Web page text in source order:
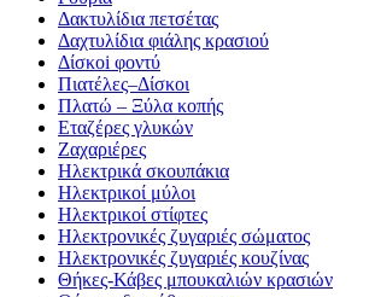
Δακτυλίδια πετσέτας
Δαχτυλίδια φιάλης κρασιού
Δίσκοi φοντύ
Πιατέλες–Δίσκοι
Πλατώ – Ξύλα κοπής
Εταζέρες γλυκών
Ζαχαριέρες
Ηλεκτρικά σκουπάκια
Ηλεκτρικοί μύλοι
Ηλεκτρικοί στίφτες
Ηλεκτρονικές ζυγαριές σώματος
Ηλεκτρονικές ζυγαριές κουζίνας
Θήκες-Κάβες μπουκαλιών κρασιών